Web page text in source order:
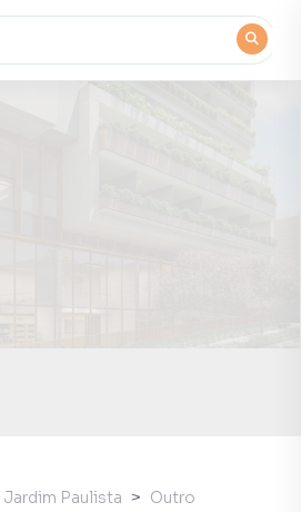
Jardim Paulista
Outro